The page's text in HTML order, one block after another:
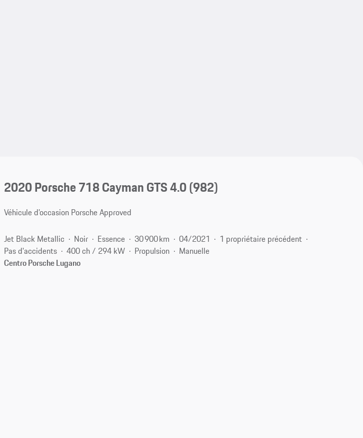
2020 Porsche 718 Cayman GTS 4.0(982)
Véhicule d’occasion Porsche Approved
Jet Black Metallic Noir Essence 30 900 km 04/2021
1 propriétaire précédent
Pas d'accidents
400 ch / 294 kW Propulsion
Manuelle
Centro Porsche Lugano